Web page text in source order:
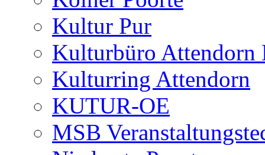
Kultur Pur
Kulturbüro Attendorn
Kulturring Attendorn
KUTUR-OE
MSB